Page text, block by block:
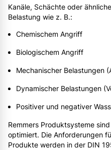
Kanäle, Schächte oder
Belastung wie z. B.:
Chemischem Angriff
Biologischem Angriff
Mechanischer Belastungen
Dynamischer Belastungen
Positiver und negativer
Remmers Produktsysteme
optimiert. Die Anforderungen
Produkte werden in der DIN